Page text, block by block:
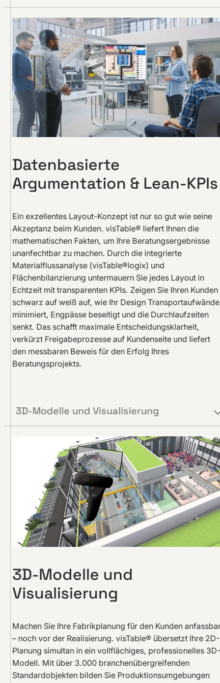
3D-Modelle und Visualisierung
Datenbasierte
Argumentation & Lean-KPIs
Ein exzellentes Layout-Konzept ist nur so gut wie seine
Akzeptanz beim Kunden. visTable® liefert Ihnen die
mathematischen Fakten, um Ihre Beratungsergebnisse
unanfechtbar zu machen. Durch die integrierte
Materialflussanalyse (visTable®logix) und
Flächenbilanzierung untermauern Sie jedes Layout in
Echtzeit mit transparenten KPIs. Zeigen Sie Ihren Kunden
schwarz auf weiß auf, wie Ihr Design Transportaufwände
minimiert, Engpässe beseitigt und die Durchlaufzeiten
senkt. Das schafft maximale Entscheidungsklarheit,
verkürzt Freigabeprozesse auf Kundenseite und liefert
den messbaren Beweis für den Erfolg Ihres
Beratungsprojekts.
3D-Modelle und
Visualisierung
Machen Sie Ihre Fabrikplanung für den Kunden
– noch vor der Realisierung. visTable® übersetzt Ihre 2D-
Planung simultan in ein vollflächiges, professionelles 3D-
Modell. Mit über 3.000 branchenübergreifenden
Standardobjekten bilden Sie Produktionsumgebungen